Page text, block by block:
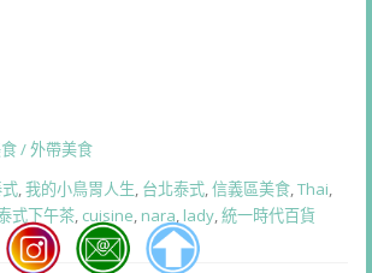
/ 外帶美食
,我的小鳥胃人生, 台北泰式,信義區美食,Thai,
式下午茶, cuisine, nara, lady,統一時代百貨